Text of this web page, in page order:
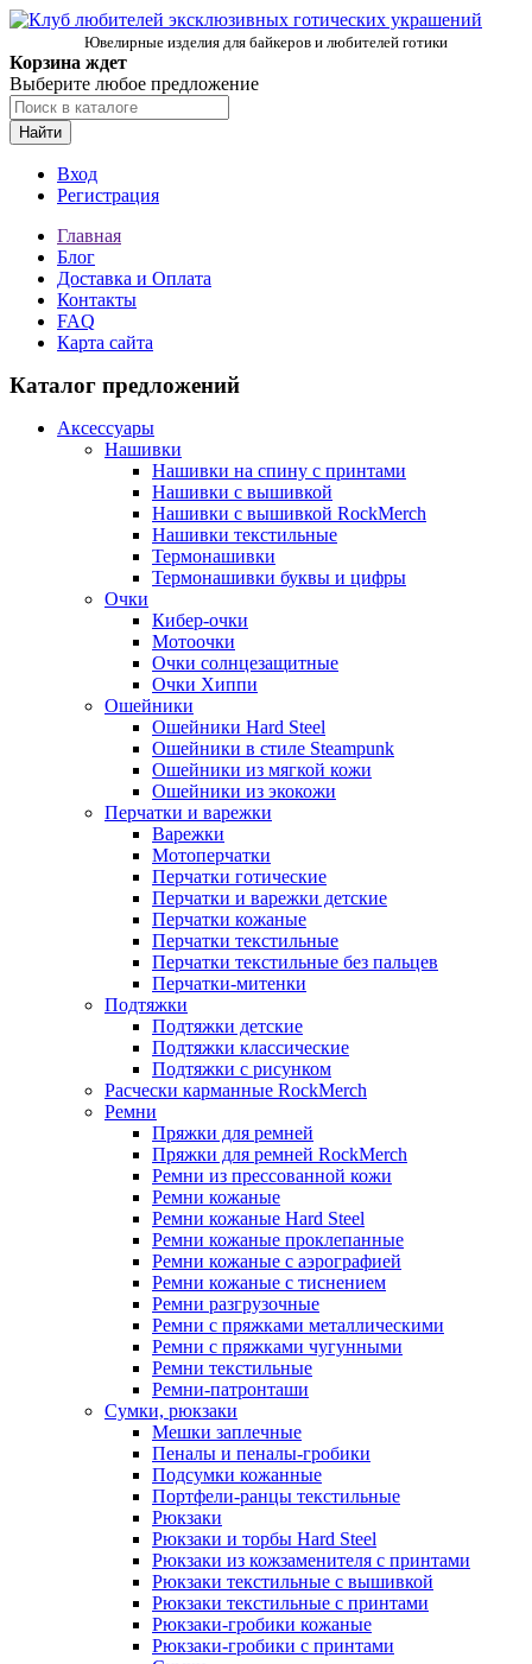
Ювелирные изделия для байкеров и любителей готики
Корзина ждет
Выберите любое предложение
Найти
Вход
Регистрация
Главная
Блог
Доставка и Оплата
Контакты
FAQ
Карта сайта
Каталог предложений
Аксессуары
Нашивки
Нашивки на спину с принтами
Нашивки с вышивкой
Нашивки с вышивкой RockMerch
Нашивки текстильные
Термонашивки
Термонашивки буквы и цифры
Очки
Кибер-очки
Мотоочки
Очки солнцезащитные
Очки Хиппи
Ошейники
Ошейники Hard Steel
Ошейники в стиле Steampunk
Ошейники из мягкой кожи
Ошейники из экокожи
Перчатки и варежки
Варежки
Мотоперчатки
Перчатки готические
Перчатки и варежки детские
Перчатки кожаные
Перчатки текстильные
Перчатки текстильные без пальцев
Перчатки-митенки
Подтяжки
Подтяжки детские
Подтяжки классические
Подтяжки с рисунком
Расчески карманные RockMerch
Ремни
Пряжки для ремней
Пряжки для ремней RockMerch
Ремни из прессованной кожи
Ремни кожаные
Ремни кожаные Hard Steel
Ремни кожаные проклепанные
Ремни кожаные с аэрографией
Ремни кожаные с тиснением
Ремни разгрузочные
Ремни с пряжками металлическими
Ремни с пряжками чугунными
Ремни текстильные
Ремни-патронташи
Сумки, рюкзаки
Мешки заплечные
Пеналы и пеналы-гробики
Подсумки кожанные
Портфели-ранцы текстильные
Рюкзаки
Рюкзаки и торбы Hard Steel
Рюкзаки из кожзаменителя с принтами
Рюкзаки текстильные с вышивкой
Рюкзаки текстильные с принтами
Рюкзаки-гробики кожаные
Рюкзаки-гробики с принтами